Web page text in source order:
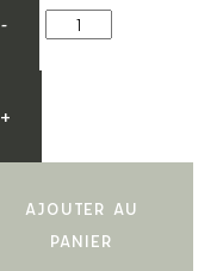
-
+
AJOUTER AU
PANIER